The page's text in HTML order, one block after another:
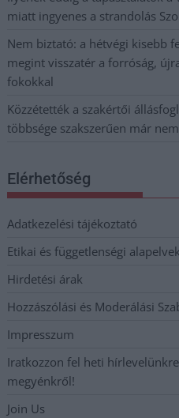
miatt ingyenes a strandolás
Nem biztató: a hétvégi kisebb
megint visszatér a forróság,
fokokkal
Közzétették a szakértői
többsége szakszerűen már
Elérhetőség
Adatkezelési tájékoztató
Etikai és függetlenségi alapelvek
Hirdetési árak
Hozzászólási és Moderálási
Impresszum
Iratkozzon fel heti
megyénkről!
Join Us